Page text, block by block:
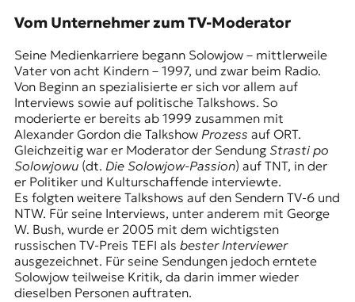
Vom Unternehmer zum TV-Moderator
Seine Medienkarriere begann Solowjow – mittlerweile
Vater von acht Kindern – 1997, und zwar beim Radio.
Von Beginn an spezialisierte er sich vor allem auf
Interviews sowie auf politische Talkshows. So
moderierte er bereits ab 1999 zusammen mit
Alexander Gordon die Talkshow Prozess auf ORT.
Gleichzeitig war er Moderator der Sendung Strasti po
Solowjowu(dt. Die Solowjow-Passion) auf TNT, in der
er Politiker und Kulturschaffende interviewte.
Es folgten weitere Talkshows auf den Sendern TV-6und
NTW. Für seine Interviews, unter anderem mit George
W. Bush, wurde er 2005 mit dem wichtigsten
russischen TV-Preis TEFI als bester Interviewer
ausgezeichnet. Für seine Sendungen jedoch erntete
Solowjow teilweise Kritik, da darin immer wieder
dieselben Personen auftraten.